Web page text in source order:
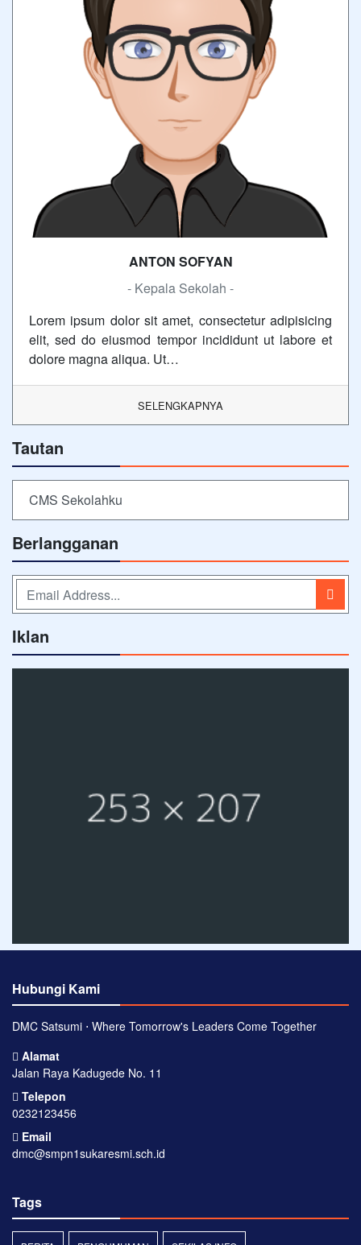
ANTON SOFYAN
- Kepala Sekolah -
Lorem ipsum dolor sit amet, consectetur adipisicing
elit, sed do eiusmod tempor incididunt ut labore et
dolore magna aliqua. Ut…
SELENGKAPNYA
Tautan
CMS Sekolahku
Berlangganan
Iklan
Hubungi Kami
DMC Satsumi ⋅ Where Tomorrow's Leaders Come Together
Alamat
Jalan Raya Kadugede No. 11
Telepon
0232123456
Email
dmc@smpn1sukaresmi.sch.id
Tags